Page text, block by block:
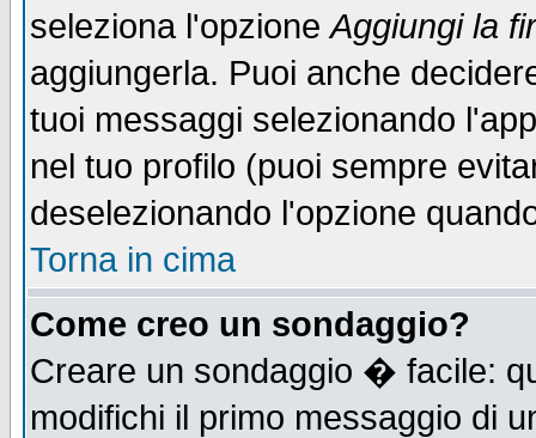
seleziona l'opzioneAggiungi la
aggiungerla. Puoi anche
tuoi messaggi selezionando
nel tuo profilo (puoi sempre
deselezionando l'opzione
Torna in cima
Come creo un sondaggio?
Creare un sondaggio � facile:
modifichi il primo messaggio di